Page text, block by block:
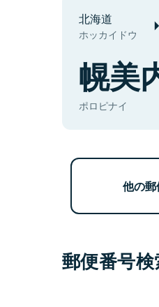
北海道
ホッカイドウ
幌美
ポロピナイ
他の
郵便番号